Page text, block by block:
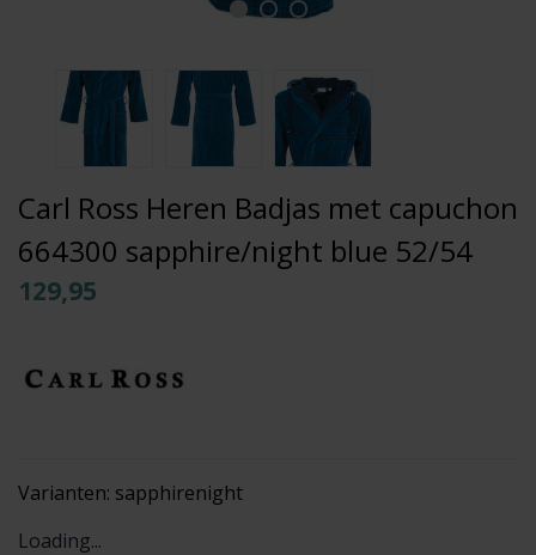
Carl Ross Heren Badjas met capuchon
664300 sapphire/night blue 52/54
129,95
Varianten: sapphirenight
Loading...